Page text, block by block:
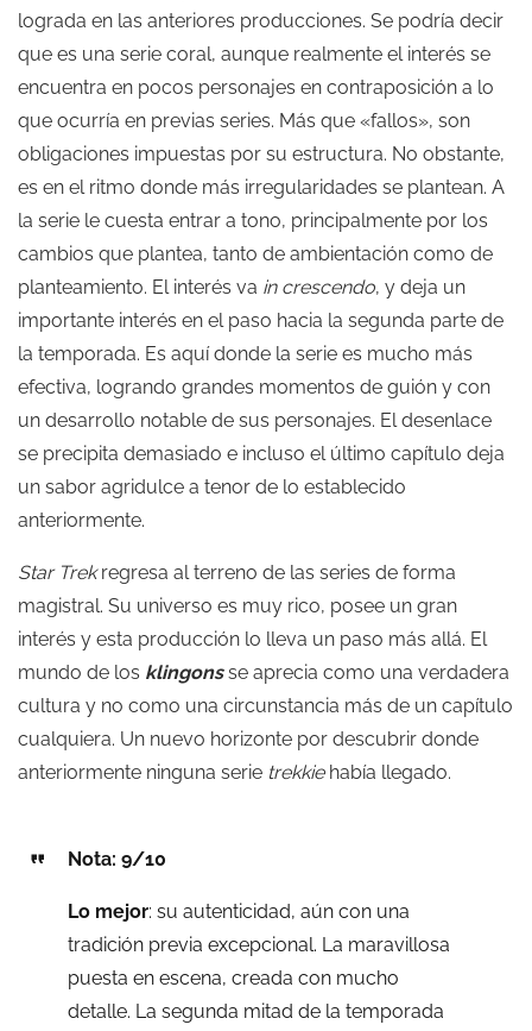
lograda en las anteriores producciones. Se podría decir
que es una serie coral, aunque realmente el interés se
encuentra en pocos personajes en contraposición a lo
que ocurría en previas series. Más que «fallos», son
obligaciones impuestas por su estructura. No obstante,
es en el ritmo donde más irregularidades se plantean. A
la serie le cuesta entrar a tono, principalmente por los
cambios que plantea, tanto de ambientación como de
planteamiento. El interés va in crescendo, y deja un
importante interés en el paso hacia la segunda parte de
la temporada. Es aquí donde la serie es mucho más
efectiva, logrando grandes momentos de guión y con
un desarrollo notable de sus personajes. El desenlace
se precipita demasiado e incluso el último capítulo deja
un sabor agridulce a tenor de lo establecido
anteriormente.
Star Trekregresa al terreno de las series de forma
magistral. Su universo es muy rico, posee un gran
interés y esta producción lo lleva un paso más allá. El
mundo de los klingonsse aprecia como una verdadera
cultura y no como una circunstancia más de un capítulo
cualquiera. Un nuevo horizonte por descubrir donde
anteriormente ninguna serie trekkiehabía llegado.
Nota: 9/10
Lo mejor: su autenticidad, aún con una
tradición previa excepcional. La maravillosa
puesta en escena, creada con mucho
detalle. La segunda mitad de la temporada